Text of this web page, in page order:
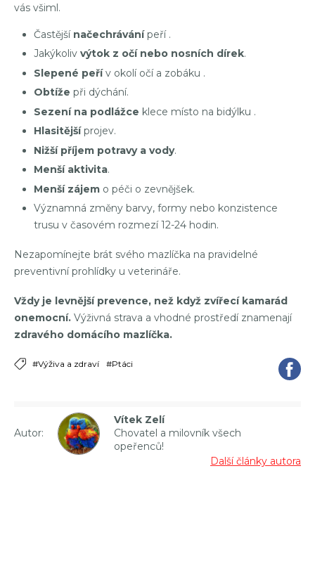
vás všiml.
Častější načechrávánípeří .
Jakýkolivvýtok z očí nebo nosních dírek.
Slepené peřív okolí očí a zobáku .
Obtíže při dýchání.
Sezení na podlážce klece místo na bidýlku .
Hlasitějšíprojev.
Nižší příjem potravy a vody.
Menší aktivita.
Menší zájem o péči o zevnějšek.
Významná změny barvy, formy nebo konzistence
trusu v časovém rozmezí 12-24 hodin.
Nezapomínejte brát svého mazlíčka na pravidelné
preventivní prohlídky u veterináře.
Vždy je levnější prevence, než když zvířecí kamarád
onemocní.Výživná strava a vhodné prostředí znamenají
zdravého domácího mazlíčka.
#Výživa a zdraví #Ptáci
Autor:
Vítek Zelí
Chovatel a milovník všech
opeřenců!
Další články autora